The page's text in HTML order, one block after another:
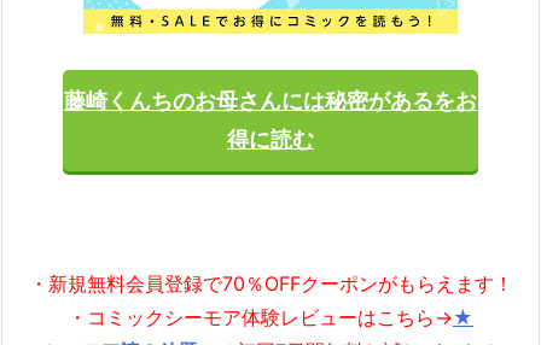
藤崎くんちのお母さんには秘密があるをお
得に読む
・新規無料会員登録で70％OFFクーポンがもらえます！
・コミックシーモア体験レビューはこちら→★